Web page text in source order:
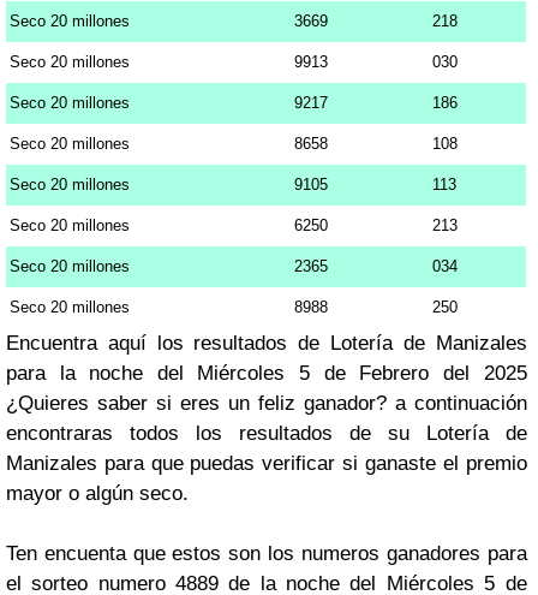
Seco 20 millones 3669 218
Seco 20 millones 9913 030
Seco 20 millones 9217 186
Seco 20 millones 8658 108
Seco 20 millones 9105 113
Seco 20 millones 6250 213
Seco 20 millones 2365 034
Seco 20 millones 8988 250
Encuentra aquí los resultados de Lotería de Manizales
para la noche del Miércoles 5 de Febrero del 2025
¿Quieres saber si eres un feliz ganador? a continuación
encontraras todos los resultados de su Lotería de
Manizales para que puedas verificar si ganaste el premio
mayor o algún seco.
Ten encuenta que estos son los numeros ganadores para
el sorteo numero 4889 de la noche del Miércoles 5 de